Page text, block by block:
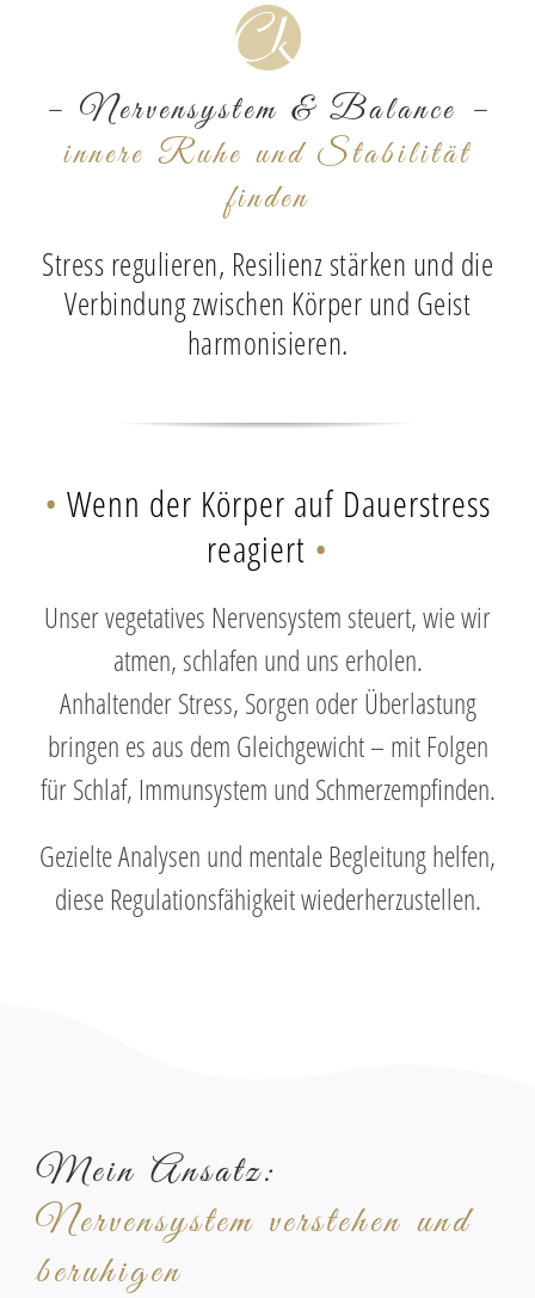
– Nervensystem & Balance –
innere Ruhe und Stabilität
finden
Stress regulieren, Resilienz stärken und die
Verbindung zwischen Körper und Geist
harmonisieren.
• Wenn der Körper auf Dauerstress
reagiert •
Unser vegetatives Nervensystem steuert, wie wir
atmen, schlafen und uns erholen.
Anhaltender Stress, Sorgen oder Überlastung
bringen es aus dem Gleichgewicht – mit Folgen
für Schlaf, Immunsystem und Schmerzempfinden.
Gezielte Analysen und mentale Begleitung helfen,
diese Regulationsfähigkeit wiederherzustellen.
Mein Ansatz:
Nervensystem verstehen und
beruhigen